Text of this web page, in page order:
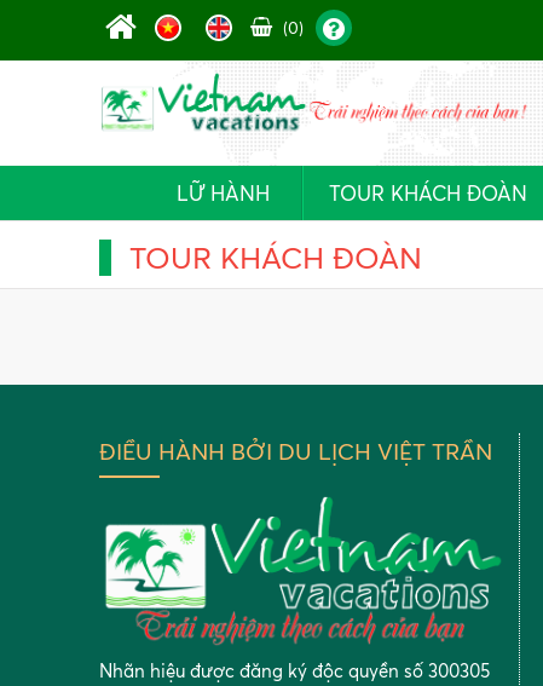
(0)
LỮ HÀNH TOUR KHÁCH ĐOÀN
TOUR KHÁCH ĐOÀN
ĐIỀU HÀNH BỞI DU LỊCH VIỆT TRẦN
Nhãn hiệu được đăng ký độc quyền số 300305